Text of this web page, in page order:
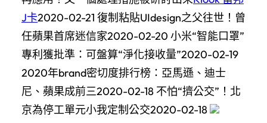
J卡2020-02-21 復制粘貼UIdesign之父往世！曾
任蘋果首席迷信家2020-02-20 小米“智能口罩”
專利獲批準：可盤算“淨化接收量”2020-02-19
2020年brand密切度排行榜：亞馬遜、迪士
尼、蘋果成前三2020-02-18 不怕“擠公交”！北
京為停工單元小我定制公交2020-02-18